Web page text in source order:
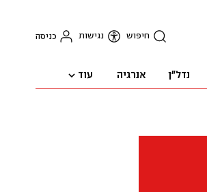
חיפוש נגישות כניסה
נדל"ן אנרגיה עוד